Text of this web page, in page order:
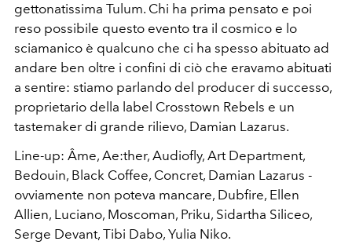
gettonatissima Tulum. Chi ha prima pensato e poi
reso possibile questo evento tra il cosmico e lo
sciamanico è qualcuno che ci ha spesso abituato ad
andare ben oltre i confini di ciò che eravamo abituati
a sentire: stiamo parlando del producer di successo,
proprietario della label Crosstown Rebels e un
tastemaker di grande rilievo, Damian Lazarus.
Line-up: Âme, Ae:ther, Audiofly, Art Department,
Bedouin, Black Coffee, Concret, Damian Lazarus -
ovviamente non poteva mancare, Dubfire, Ellen
Allien, Luciano, Moscoman, Priku, Sidartha Siliceo,
Serge Devant, Tibi Dabo, Yulia Niko.